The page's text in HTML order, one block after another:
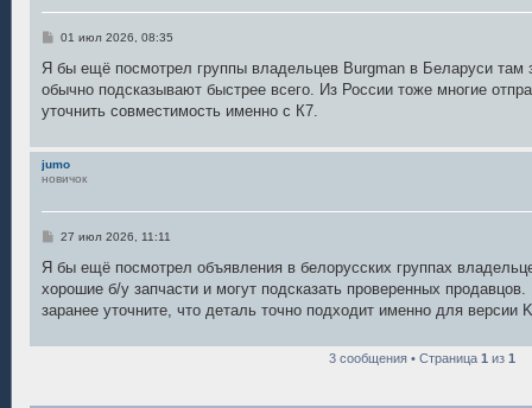
С
о
щ
е
е
01 июл 2026, 08:35
Я бы ещё посмотрел группы владельцев Burgman в Беларуси там
обычно подсказывают быстрее всего. Из России тоже многие
уточнить совместимость именно с К7.
jumo
новичок
С
о
щ
е
н
е
27 июл 2026, 11:11
Я бы ещё посмотрел объявления в белорусских группах
хорошие б/у запчасти и могут подсказать проверенных
заранее уточните, что деталь точно подходит именно для версии
3 сообщения • Страница 1 из 1